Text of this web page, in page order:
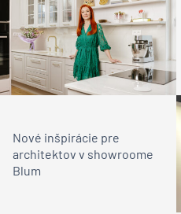
Nové inšpirácie pre
architektov v showroome
Blum